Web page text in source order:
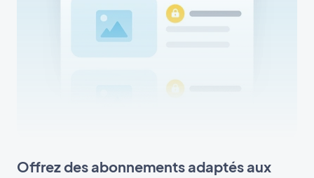
Offrez des abonnements adaptés aux